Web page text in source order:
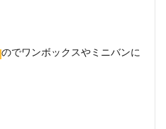
のでワンボックスやミニバンに